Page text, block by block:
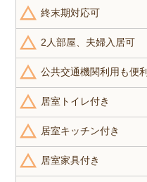
終末期対応可
2人部屋、夫婦入居可
公共交通機関利用も便利
居室トイレ付き
居室キッチン付き
居室家具付き